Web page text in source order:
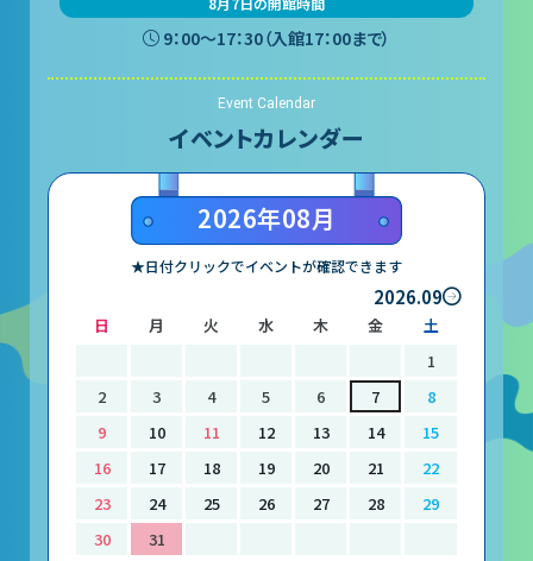
2026年度の利用はこちら
フロアガイド
天体観測室
展望テラス・円形広場
ミュージアムショップ
レストラン
あそびの部屋
9：00〜17：30（入館17：00まで）
Event Calendar
イベントカレンダー
2026年08月
★日付クリックでイベントが確認できます
2026.09
日 月 火 水 木 金
土
1
2
3 4 5 6 7
8
9
10 11 12 13 14
15
16
17 18 19 20 21
22
23
24 25 26 27 28
29
30
31